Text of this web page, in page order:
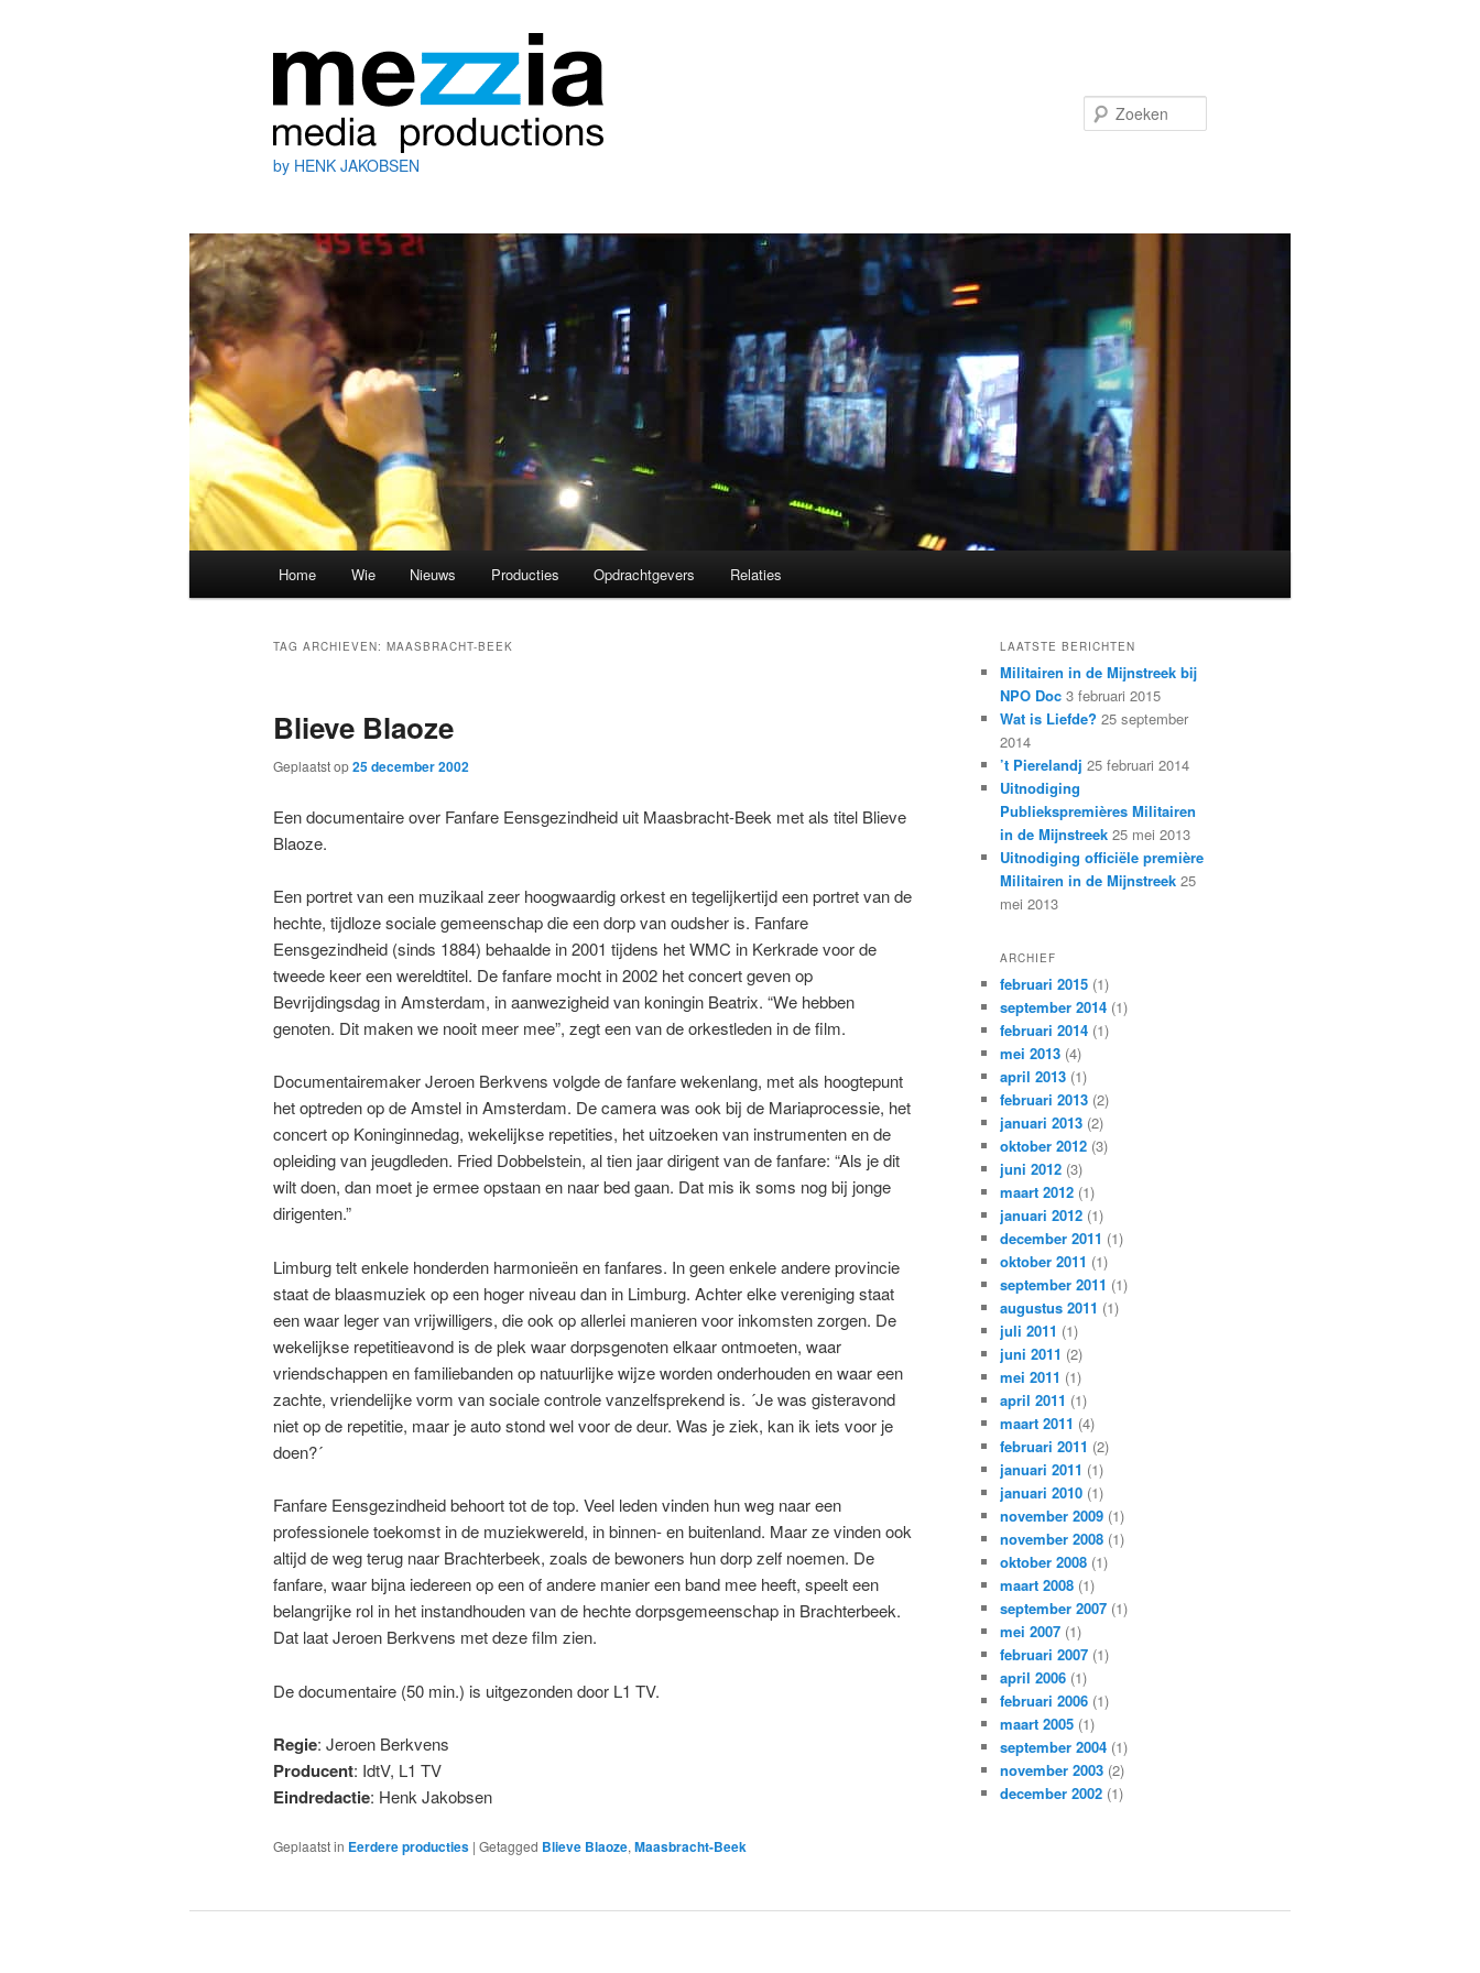
by HENK JAKOBSEN
Spring
primaire
Spring
secundaire
Home Wie Nieuws Producties Opdrachtgevers Relaties
TAG ARCHIEVEN: MAASBRACHT-BEEK
Blieve Blaoze
Geplaatst op25 december 2002
Een documentaire over Fanfare Eensgezindheid uit Maasbracht-Beek met als titel Blieve
Blaoze.
Een portret van een muzikaal zeer hoogwaardig orkest en tegelijkertijd een portret van de
hechte, tijdloze sociale gemeenschap die een dorp van oudsher is. Fanfare
Eensgezindheid (sinds 1884) behaalde in 2001 tijdens het WMC in Kerkrade voor de
tweede keer een wereldtitel. De fanfare mocht in 2002 het concert geven op
Bevrijdingsdag in Amsterdam, in aanwezigheid van koningin Beatrix. “We hebben
genoten. Dit maken we nooit meer mee”, zegt een van de orkestleden in de film.
Documentairemaker Jeroen Berkvens volgde de fanfare wekenlang, met als hoogtepunt
het optreden op de Amstel in Amsterdam. De camera was ook bij de Mariaprocessie, het
concert op Koninginnedag, wekelijkse repetities, het uitzoeken van instrumenten en de
opleiding van jeugdleden. Fried Dobbelstein, al tien jaar dirigent van de fanfare: “Als je dit
wilt doen, dan moet je ermee opstaan en naar bed gaan. Dat mis ik soms nog bij jonge
dirigenten.”
Limburg telt enkele honderden harmonieën en fanfares. In geen enkele andere provincie
staat de blaasmuziek op een hoger niveau dan in Limburg. Achter elke vereniging staat
een waar leger van vrijwilligers, die ook op allerlei manieren voor inkomsten zorgen. De
wekelijkse repetitieavond is de plek waar dorpsgenoten elkaar ontmoeten, waar
vriendschappen en familiebanden op natuurlijke wijze worden onderhouden en waar een
zachte, vriendelijke vorm van sociale controle vanzelfsprekend is. ´Je was gisteravond
niet op de repetitie, maar je auto stond wel voor de deur. Was je ziek, kan ik iets voor je
doen?´
Fanfare Eensgezindheid behoort tot de top. Veel leden vinden hun weg naar een
professionele toekomst in de muziekwereld, in binnen- en buitenland. Maar ze vinden ook
altijd de weg terug naar Brachterbeek, zoals de bewoners hun dorp zelf noemen. De
fanfare, waar bijna iedereen op een of andere manier een band mee heeft, speelt een
belangrijke rol in het instandhouden van de hechte dorpsgemeenschap in Brachterbeek.
Dat laat Jeroen Berkvens met deze film zien.
De documentaire (50 min.) is uitgezonden door L1 TV.
Regie: Jeroen Berkvens
Producent: IdtV, L1 TV
Eindredactie: Henk Jakobsen
Geplaatst in Eerdere producties | Getagged Blieve Blaoze, Maasbracht-Beek
LAATSTE BERICHTEN
Militairen in de Mijnstreek bij
NPO Doc 3 februari 2015
Wat is Liefde? 25 september
2014
’t Pierelandj 25 februari 2014
Uitnodiging
Publiekspremières Militairen
in de Mijnstreek 25 mei 2013
Uitnodiging officiële première
Militairen in de Mijnstreek 25
mei 2013
ARCHIEF
februari 2015 (1)
september 2014 (1)
februari 2014 (1)
mei 2013 (4)
april 2013 (1)
februari 2013 (2)
januari 2013 (2)
oktober 2012 (3)
juni 2012 (3)
maart 2012 (1)
januari 2012 (1)
december 2011 (1)
oktober 2011 (1)
september 2011 (1)
augustus 2011 (1)
juli 2011 (1)
juni 2011 (2)
mei 2011 (1)
april 2011 (1)
maart 2011 (4)
februari 2011 (2)
januari 2011 (1)
januari 2010 (1)
november 2009 (1)
november 2008 (1)
oktober 2008 (1)
maart 2008 (1)
september 2007 (1)
mei 2007 (1)
februari 2007 (1)
april 2006 (1)
februari 2006 (1)
maart 2005 (1)
september 2004 (1)
november 2003 (2)
december 2002 (1)